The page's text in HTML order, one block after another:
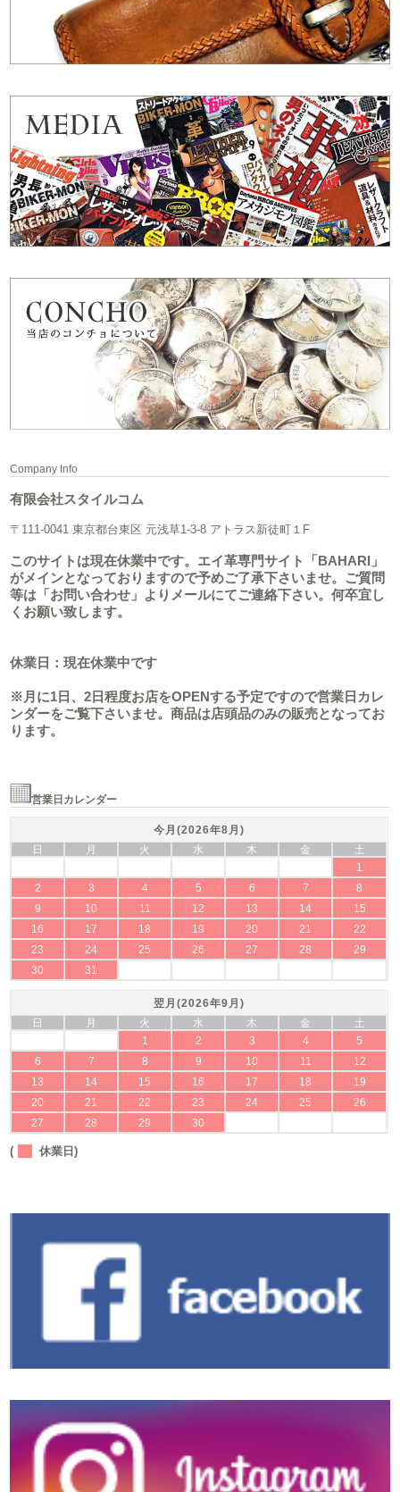
Company Info
有限会社スタイルコム
〒111-0041 東京都台東区 元浅草1-3-8 アトラス新徒町１F
このサイトは現在休業中です。エイ革専門サイト「BAHARI」
がメインとなっておりますので予めご了承下さいませ。ご質問
等は「お問い合わせ」よりメールにてご連絡下さい。何卒宜し
くお願い致します。
休業日：現在休業中です
※月に1日、2日程度お店をOPENする予定ですので営業日カレ
ンダーをご覧下さいませ。商品は店頭品のみの販売となってお
ります。
営業日カレンダー
今月(2026年8月)
日
月 火 水 木 金
土
1
2
3 4 5 6 7
8
9
10 11 12 13 14
15
16
17 18 19 20 21
22
23
24 25 26 27 28
29
30
31
翌月(2026年9月)
日
月 火 水 木 金
土
1
2 3 4
5
6
7 8 9 10 11
12
13
14 15 16 17 18
19
20
21 22 23 24 25
26
27
28 29 30
( 休業日)